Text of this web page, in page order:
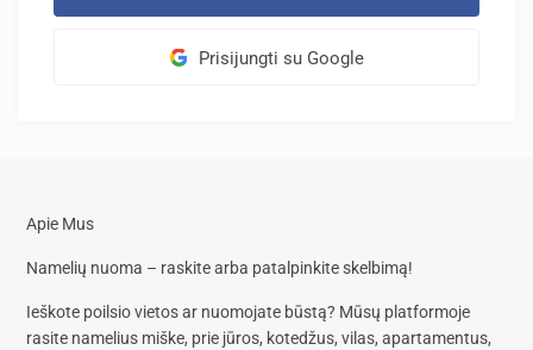
Prisijungti su Google
Apie Mus
Namelių nuoma – raskite arba patalpinkite skelbimą!
Ieškote poilsio vietos ar nuomojate būstą? Mūsų platformoje
rasite namelius miške, prie jūros, kotedžus, vilas, apartamentus,